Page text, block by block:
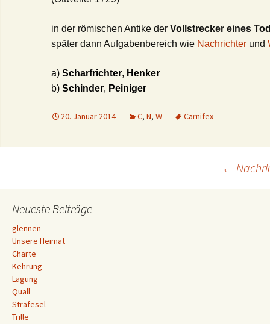
in der römischen Antike der Vollstrecker eines
später dann Aufgabenbereich wie Nachrichter und
a) Scharfrichter, Henker
b) Schinder, Peiniger
20. Januar 2014 C, N, W Carnifex
Navigation
←
Neueste Beiträge
glennen
Unsere Heimat
Charte
Kehrung
Lagung
Quall
Strafesel
Trille